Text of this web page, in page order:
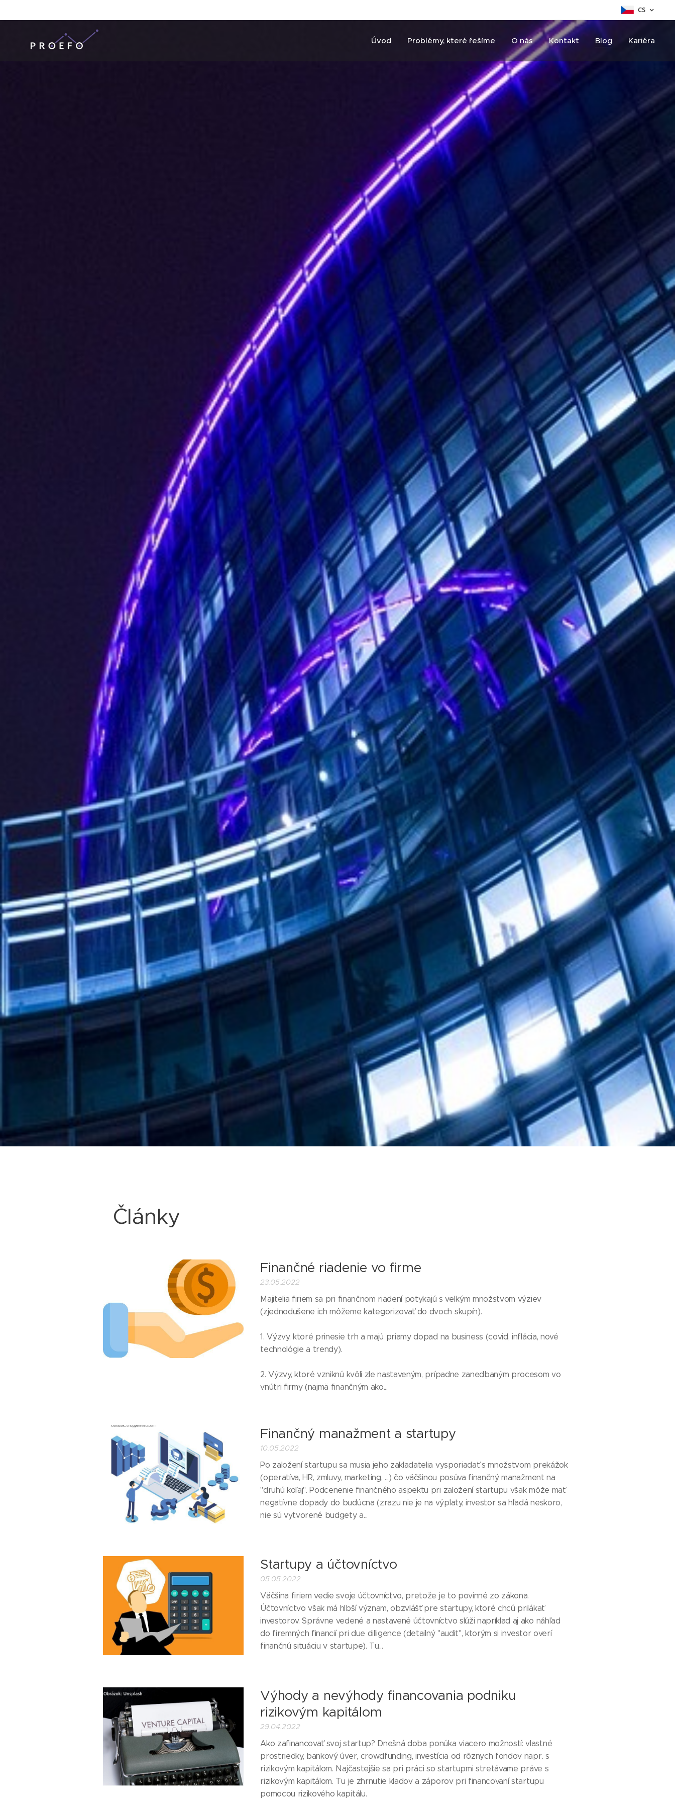
CS
Úvod Problémy, které řešíme O nás Kontakt Blog Kariéra
Články
Finančné riadenie vo firme
23.05.2022
Majitelia firiem sa pri finančnom riadení potykajú s veľkým množstvom výziev
(zjednodušene ich môžeme kategorizovať do dvoch skupín).
1. Výzvy, ktoré prinesie trh a majú priamy dopad na business (covid, inflácia, nové
technológie a trendy).
2. Výzvy, ktoré vzniknú kvôli zle nastaveným, prípadne zanedbaným procesom vo
vnútri firmy (najmä finančným ako...
Finančný manažment a startupy
10.05.2022
Po založení startupu sa musia jeho zakladatelia vysporiadať s množstvom prekážok
(operatíva, HR, zmluvy, marketing, ...) čo väčšinou posúva finančný manažment na
"druhú koľaj". Podcenenie finančného aspektu pri založení startupu však môže mať
negatívne dopady do budúcna (zrazu nie je na výplaty, investor sa hľadá neskoro,
nie sú vytvorené budgety a...
Startupy a účtovníctvo
05.05.2022
Väčšina firiem vedie svoje účtovníctvo, pretože je to povinné zo zákona.
Účtovníctvo však má hlbší význam, obzvlášť pre startupy, ktoré chcú prilákať
investorov. Správne vedené a nastavené účtovníctvo slúži napríklad aj ako náhľad
do firemných financií pri due dilligence (detailný "audit", ktorým si investor overí
finančnú situáciu v startupe). Tu...
Výhody a nevýhody financovania podniku
rizikovým kapitálom
29.04.2022
Ako zafinancovať svoj startup? Dnešná doba ponúka viacero možností: vlastné
prostriedky, bankový úver, crowdfunding, investícia od rôznych fondov napr. s
rizikovým kapitálom. Najčastejšie sa pri práci so startupmi stretávame práve s
rizikovým kapitálom. Tu je zhrnutie kladov a záporov pri financovaní startupu
pomocou rizikového kapitálu.